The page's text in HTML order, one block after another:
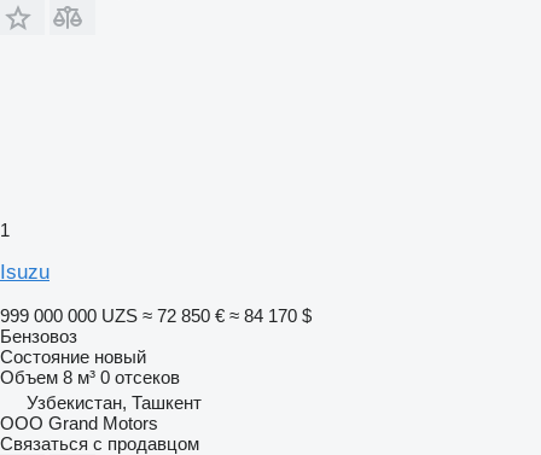
1
Isuzu
999 000 000 UZS ≈ 72 850 € ≈ 84 170 $
Бензовоз
Состояние новый
Объем 8 м³ 0 отсеков
Узбекистан, Ташкент
OOO Grand Motors
Связаться с продавцом